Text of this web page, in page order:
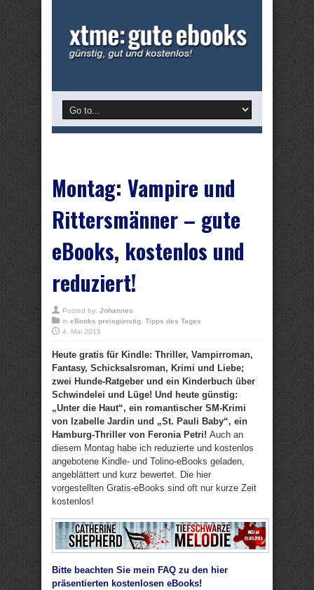
Montag: Vampire und
Rittersmänner – gute
eBooks, kostenlos und
reduziert!
Posted by: Johannes
in eBooks preisgünstig Tipps des Tages
4. Mai 2015
Heute gratis für Kindle: Thriller, Vampirroman,
Fantasy, Schicksalsroman, Krimi und Liebe;
zwei Hunde-Ratgeber und ein Kinderbuch über
Schwindelei und Lüge! Und heute günstig:
„Unter die Haut“, ein romantischer SM-Krimi
von Izabelle Jardin und „St. Pauli Baby“, ein
Hamburg-Thriller von Feronia Petri! Auch an
diesem Montag habe ich reduzierte und kostenlos
angebotene Kindle- und Tolino-eBooks geladen,
angeblättert und kurz bewertet. Die hier
vorgestellten Gratis-eBooks sind oft nur kurze Zeit
kostenlos!
Bitte beachten Sie mein FAQ zu den hier
präsentierten kostenlosen eBooks!